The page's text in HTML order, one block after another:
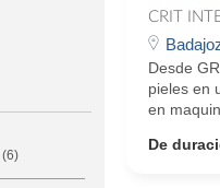
(6)
CRIT
Desde
pieles en
en
De